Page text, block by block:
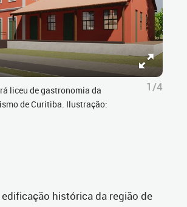
liceu de gastronomia da
de Curitiba. Ilustração:
1/4
edificação histórica da região de